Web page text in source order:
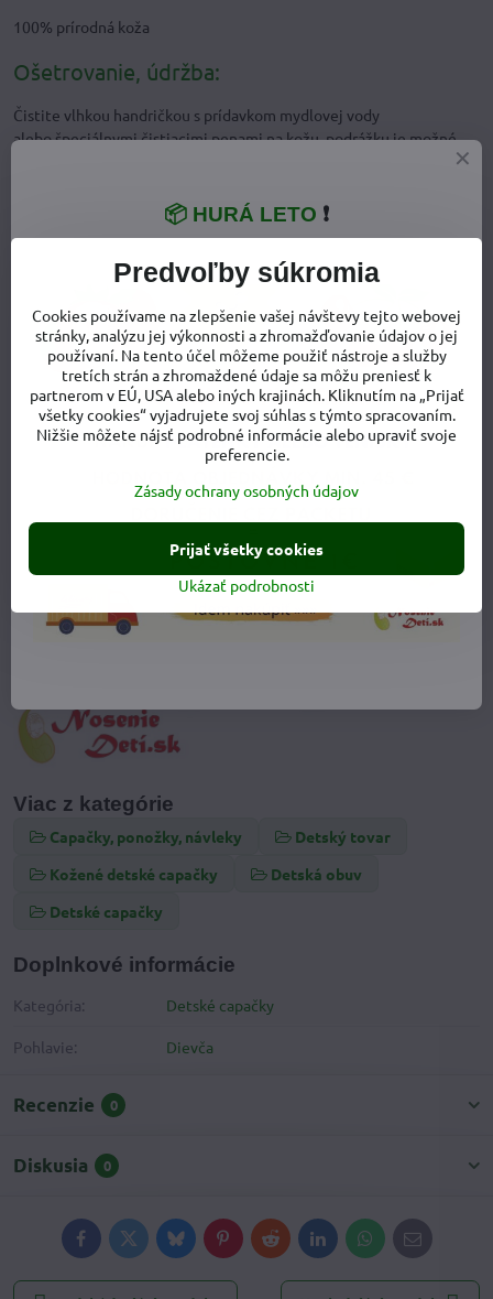
100% prírodná koža
Ošetrovanie, údržba:
Čistite vlhkou handričkou s prídavkom mydlovej vody
alebo špeciálnymi čistiacimi penami na kožu, podrážku je možné
Doplnkový tovar
Viac z kategórie
Capačky, ponožky, návleky
Detský tovar
Kožené detské capačky
Detská obuv
Detské capačky
Doplnkové informácie
Kategória: Detské capačky
Pohlavie: Dievča
Recenzie 0
Diskusia 0
FacebookTwitterBlueskyPinterestRedditLinkedInWhatsApp
E-
mail
Predvoľby súkromia
Cookies používame na zlepšenie vašej návštevy tejto webovej
stránky, analýzu jej výkonnosti a zhromažďovanie údajov o jej
používaní. Na tento účel môžeme použiť nástroje a služby
tretích strán a zhromaždené údaje sa môžu preniesť k
partnerom v EÚ, USA alebo iných krajinách. Kliknutím na „Prijať
všetky cookies“ vyjadrujete svoj súhlas s týmto spracovaním.
Nižšie môžete nájsť podrobné informácie alebo upraviť svoje
preferencie.
Zásady ochrany osobných údajov
Ukázať podrobnosti
Prijať všetky cookies
📦 HURÁ LETO ❗